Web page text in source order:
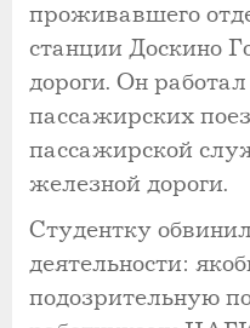
проживавшего
станции Доскино
дороги. Он
пассажирских
пассажирской
железной дороги.
Студентку
деятельности:
подозрительную